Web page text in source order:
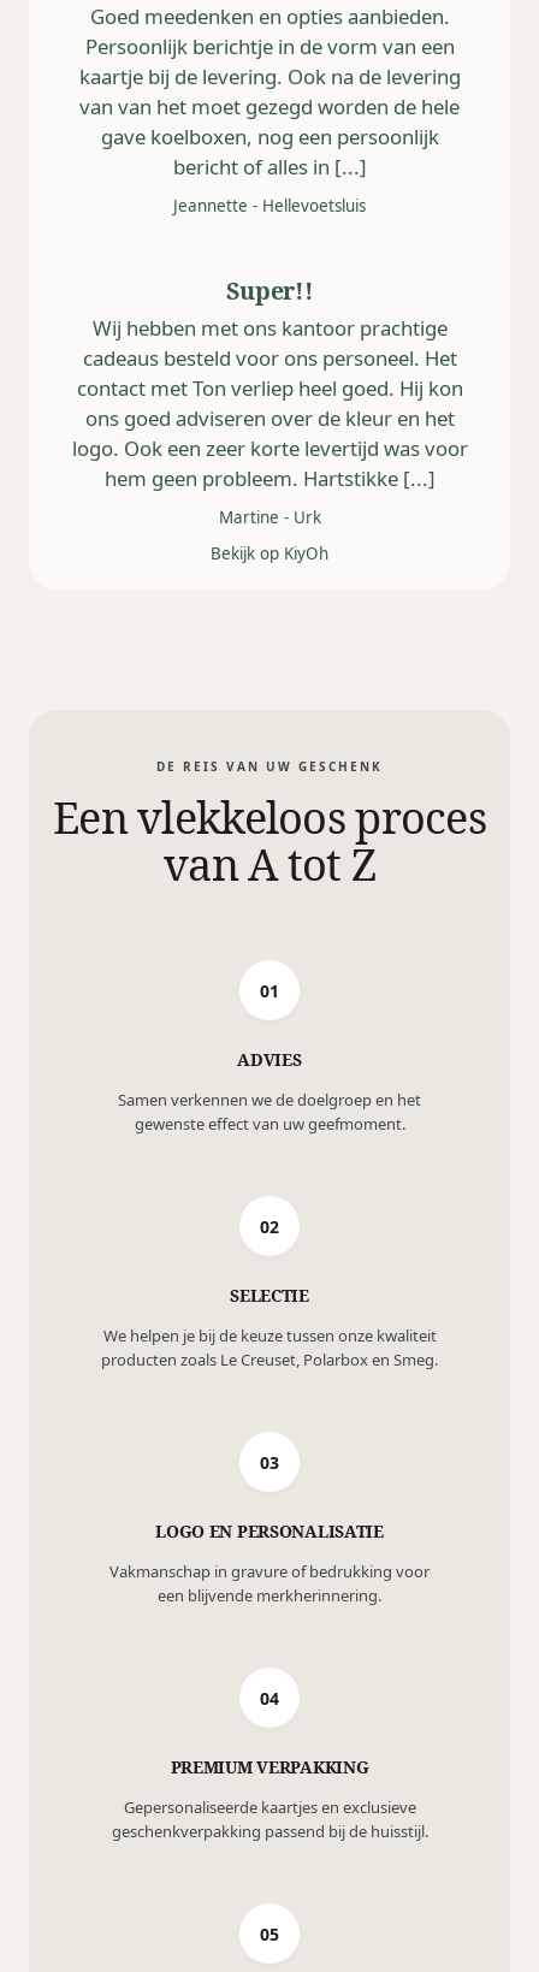
Goed meedenken en opties aanbieden.
Persoonlijk berichtje in de vorm van een
kaartje bij de levering. Ook na de levering
van van het moet gezegd worden de hele
gave koelboxen, nog een persoonlijk
bericht of alles in [...]
Jeannette - Hellevoetsluis
Super!!
Wij hebben met ons kantoor prachtige
cadeaus besteld voor ons personeel. Het
contact met Ton verliep heel goed. Hij kon
ons goed adviseren over de kleur en het
logo. Ook een zeer korte levertijd was voor
hem geen probleem. Hartstikke [...]
Martine - Urk
Bekijk op KiyOh
DE REIS VAN UW GESCHENK
Een vlekkeloos proces
van A tot Z
01
ADVIES
Samen verkennen we de doelgroep en het
gewenste effect van uw geefmoment.
02
SELECTIE
We helpen je bij de keuze tussen onze kwaliteit
producten zoals Le Creuset, Polarbox en Smeg.
03
LOGO EN PERSONALISATIE
Vakmanschap in gravure of bedrukking voor
een blijvende merkherinnering.
04
PREMIUM VERPAKKING
Gepersonaliseerde kaartjes en exclusieve
geschenkverpakking passend bij de huisstijl.
05